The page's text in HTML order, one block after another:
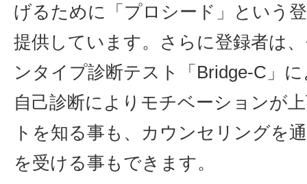
げるために「プロシード」という
提供しています。さらに登録者は
ンタイプ診断テスト「Bridge-C」
自己診断によりモチベーションが
トを知る事も、カウンセリングを
を受ける事もできます。